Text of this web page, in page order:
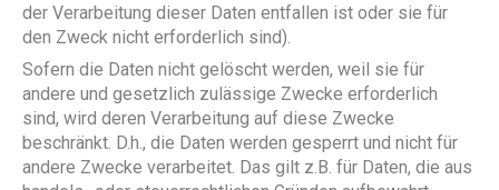
der Verarbeitung dieser Daten entfallen ist oder sie für
den Zweck nicht erforderlich sind).
Sofern die Daten nicht gelöscht werden, weil sie für
andere und gesetzlich zulässige Zwecke erforderlich
sind, wird deren Verarbeitung auf diese Zwecke
beschränkt. D.h., die Daten werden gesperrt und nicht für
andere Zwecke verarbeitet. Das gilt z.B. für Daten, die aus